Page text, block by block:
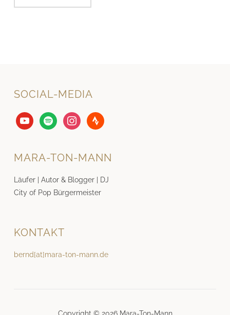
SOCIAL-MEDIA
youtubespotify instagramstrava
MARA-TON-MANN
Läufer | Autor & Blogger | DJ
City of Pop Bürgermeister
KONTAKT
bernd[at]mara-ton-mann.de
Copyright © 2026 Mara-Ton-Mann